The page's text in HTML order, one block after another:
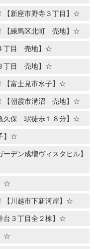
【新座市野寺３丁目】☆
【練馬区北町 売地】☆
丁目 売地】☆
丁目 売地】☆
【富士見市水子】☆
【朝霞市溝沼 売地】☆
久保 駅徒歩１８分】☆
】☆
デン成増ヴィスタヒル】
☆
【川越市下新河岸】☆
台３丁目全２棟】☆
☆